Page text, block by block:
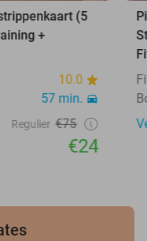
(5
+
10.0
57 min.
Regulier €75
€24